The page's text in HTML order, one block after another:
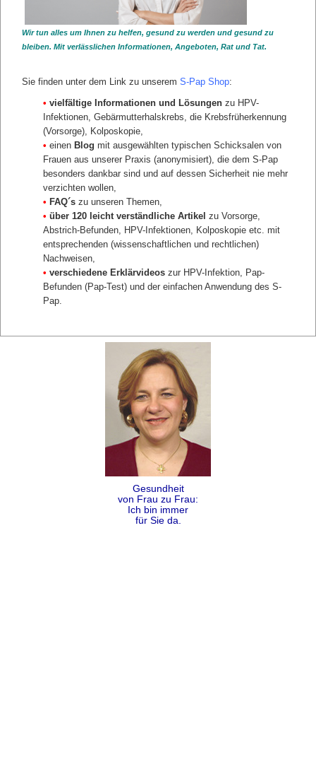
Shop Abspann 5
zurück
Gesundheit
von Frau zu Frau:
Ich bin immer
für Sie da.
Wir tun alles um Ihnen zu helfen, gesund zu werden und gesund zu
bleiben. Mit verlässlichen Informationen, Angeboten, Rat und Tat.
Sie finden unter dem Link zu unserem S-Pap Shop:
• vielfältige Informationen und Lösungen zu HPV-
Infektionen, Gebärmutterhalskrebs, die Krebsfrüherkennung
(Vorsorge), Kolposkopie,
• einen Blog mit ausgewählten typischen Schicksalen von
Frauen aus unserer Praxis (anonymisiert), die dem S-Pap
besonders dankbar sind und auf dessen Sicherheit nie mehr
verzichten wollen,
• FAQ´s zu unseren Themen,
• über 120 leicht verständliche Artikel zu Vorsorge,
Abstrich-Befunden, HPV-Infektionen, Kolposkopie etc. mit
entsprechenden (wissenschaftlichen und rechtlichen)
Nachweisen,
• verschiedene Erklärvideos zur HPV-Infektion, Pap-
Befunden (Pap-Test) und der einfachen Anwendung des S-
Pap.